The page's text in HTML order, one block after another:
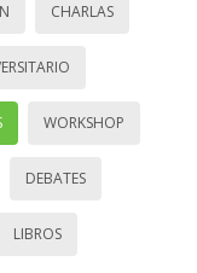
CHARLAS
WORKSHOP
DEBATES
LIBROS